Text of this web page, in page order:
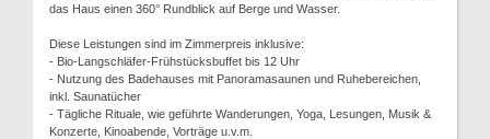
das Haus einen 360° Rundblick auf Berge und Wasser.
Diese Leistungen sind im Zimmerpreis inklusive:
- Bio-Langschläfer-Frühstücksbuffet bis 12 Uhr
- Nutzung des Badehauses mit Panoramasaunen und Ruhebereichen,
inkl. Saunatücher
- Tägliche Rituale, wie geführte Wanderungen, Yoga, Lesungen, Musik &
Konzerte, Kinoabende, Vorträge u.v.m.